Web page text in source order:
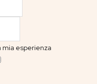
mia esperienza